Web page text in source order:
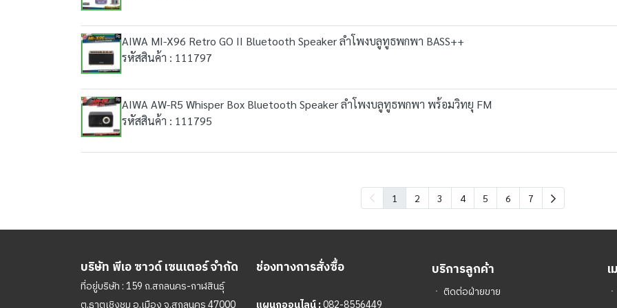
AIWA MI-X96 Retro GO II Bluetooth Speaker ลำโพงบลูทูธพกพา BASS++
รหัสสินค้า : 111797
AIWA AW-R5 Whisper Box Bluetooth Speaker ลำโพงบลูทูธพกพา พร้อมวิทยุ FM
รหัสสินค้า : 111795
1 2 3 4 5 6 7
บริษัท พีเอ ซาวด์ เซนเตอร์ จำกัด
ที่อยู่บริษัท : 159 ถ.สกลนคร-กาฬสินธุ์
ช่องทางการสั่งซื้อ บริการลูกค้า
ㆍ ติดต่อฝ่ายขาย
ㆍ